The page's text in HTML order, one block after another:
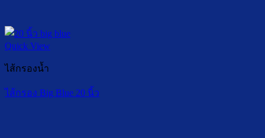
Quick View
ไส้กรองน้ำ
ไส้กรอง Big Blue 20 นิ้ว